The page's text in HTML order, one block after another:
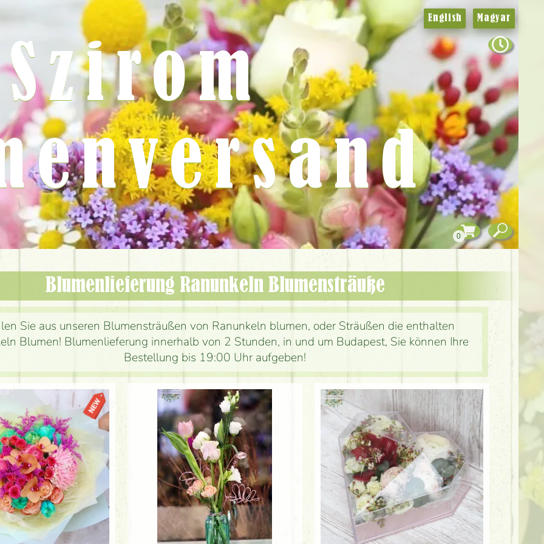
Blumenlieferung Ranunkeln Blumensträuße
Sie aus unseren Blumensträußen von Ranunkeln blumen, oder Sträußen die enthalten
Blumen! Blumenlieferung innerhalb von 2 Stunden, in und um Budapest, Sie können Ihre
Bestellung bis 19:00 Uhr aufgeben!
English Magyar
Szirom
0